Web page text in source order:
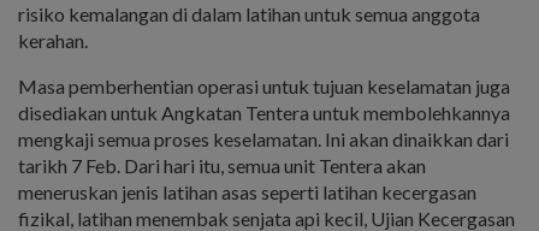
risiko kemalangan di dalam latihan untuk semua anggota
kerahan.
Masa pemberhentian operasi untuk tujuan keselamatan juga
disediakan untuk Angkatan Tentera untuk membolehkannya
mengkaji semua proses keselamatan. Ini akan dinaikkan dari
tarikh 7 Feb. Dari hari itu, semua unit Tentera akan
meneruskan jenis latihan asas seperti latihan kecergasan
fizikal, latihan menembak senjata api kecil, Ujian Kecergasan